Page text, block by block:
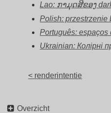
Lao: ກາມຸດສີຂອງ
Polish: przestrzenie
Português: espaços
Ukrainian: Колірні
< renderintentie
Overzicht